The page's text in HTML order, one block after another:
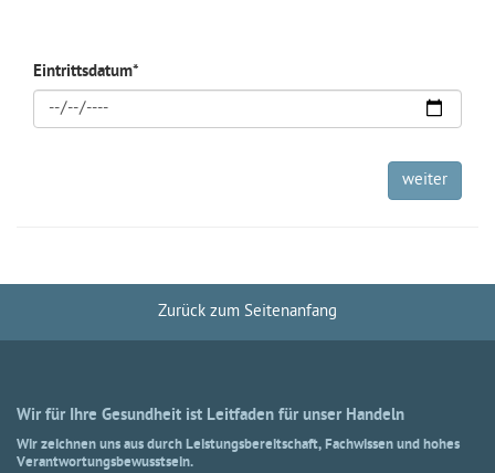
Eintrittsdatum*
weiter
Zurück zum Seitenanfang
Wir für Ihre Gesundheit ist Leitfaden für unser Handeln
Wir zeichnen uns aus durch Leistungsbereitschaft, Fachwissen und hohes
Verantwortungsbewusstsein.